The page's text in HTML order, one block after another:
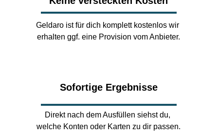
Geldaro ist für dich komplett kostenlos wir
erhalten ggf. eine Provision vom Anbieter.
Sofortige Ergebnisse
Direkt nach dem Ausfüllen siehst du,
welche Konten oder Karten zu dir passen.